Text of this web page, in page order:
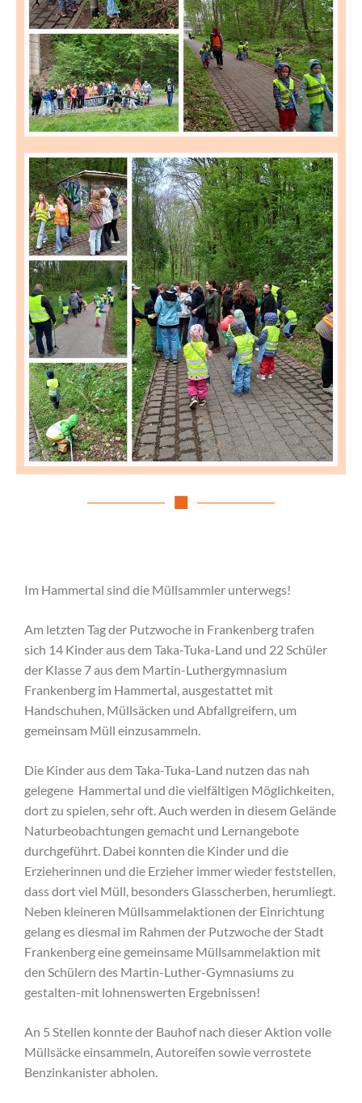
Im Hammertal sind die Müllsammler unterwegs!
Am letzten Tag der Putzwoche in Frankenberg trafen
sich 14 Kinder aus dem Taka-Tuka-Land und 22 Schüler
der Klasse 7 aus dem Martin-Luthergymnasium
Frankenberg im Hammertal, ausgestattet mit
Handschuhen, Müllsäcken und Abfallgreifern, um
gemeinsam Müll einzusammeln.
Die Kinder aus dem Taka-Tuka-Land nutzen das nah
gelegene Hammertal und die vielfältigen Möglichkeiten,
dort zu spielen, sehr oft. Auch werden in diesem Gelände
Naturbeobachtungen gemacht und Lernangebote
durchgeführt. Dabei konnten die Kinder und die
Erzieherinnen und die Erzieher immer wieder feststellen,
dass dort viel Müll, besonders Glasscherben, herumliegt.
Neben kleineren Müllsammelaktionen der Einrichtung
gelang es diesmal im Rahmen der Putzwoche der Stadt
Frankenberg eine gemeinsame Müllsammelaktion mit
den Schülern des Martin-Luther-Gymnasiums zu
gestalten-mit lohnenswerten Ergebnissen!
An 5 Stellen konnte der Bauhof nach dieser Aktion volle
Müllsäcke einsammeln, Autoreifen sowie verrostete
Benzinkanister abholen.